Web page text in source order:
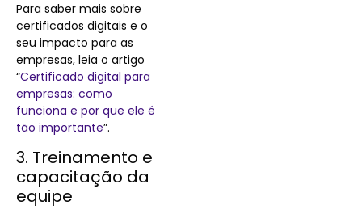
Para saber mais sobre
certificados digitais e o
seu impacto para as
empresas, leia o artigo
“Certificado digital para
empresas: como
funciona e por que ele é
tão importante”.
3. Treinamento e
capacitação da
equipe